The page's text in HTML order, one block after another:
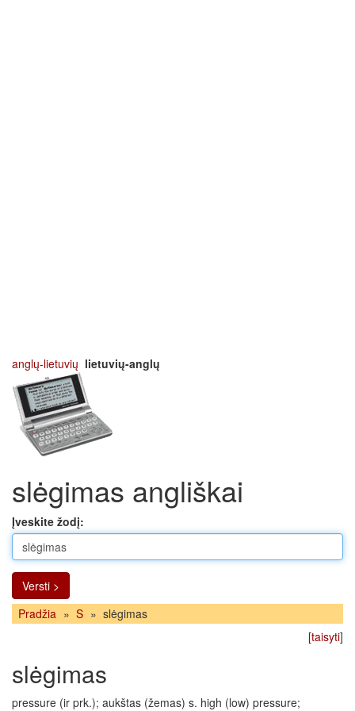
anglų-lietuvių lietuvių-anglų
slėgimas angliškai
Įveskite žodį:
Versti >
Pradžia » S » slėgimas
[taisyti]
slėgimas
pressure (ir prk.); aukštas (žemas) s. high (low) pressure;